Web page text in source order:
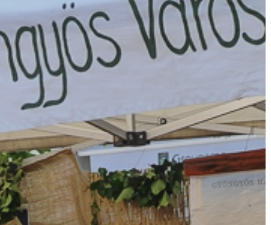
VÁROS
PÉNZÜGYEI
KÖLTSÉGVETÉSI
RENDELETEK